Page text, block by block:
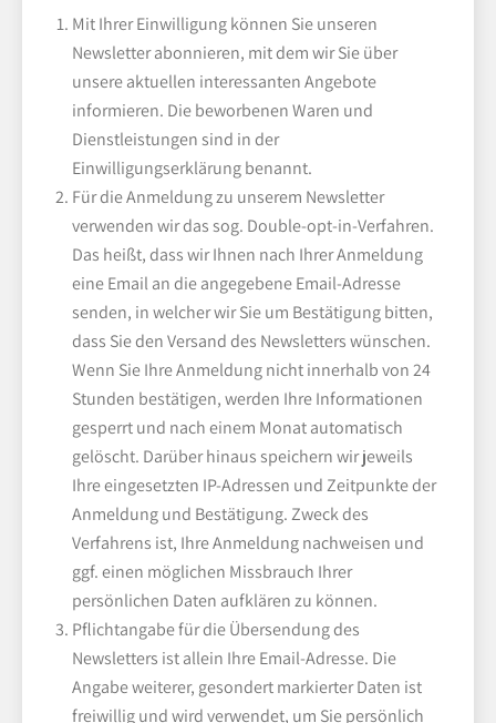
Mit Ihrer Einwilligung können Sie unseren
Newsletter abonnieren, mit dem wir Sie über
unsere aktuellen interessanten Angebote
informieren. Die beworbenen Waren und
Dienstleistungen sind in der
Einwilligungserklärung benannt.
Für die Anmeldung zu unserem Newsletter
verwenden wir das sog. Double-opt-in-Verfahren.
Das heißt, dass wir Ihnen nach Ihrer Anmeldung
eine Email an die angegebene Email-Adresse
senden, in welcher wir Sie um Bestätigung bitten,
dass Sie den Versand des Newsletters wünschen.
Wenn Sie Ihre Anmeldung nicht innerhalb von 24
Stunden bestätigen, werden Ihre Informationen
gesperrt und nach einem Monat automatisch
gelöscht. Darüber hinaus speichern wir jeweils
Ihre eingesetzten IP-Adressen und Zeitpunkte der
Anmeldung und Bestätigung. Zweck des
Verfahrens ist, Ihre Anmeldung nachweisen und
ggf. einen möglichen Missbrauch Ihrer
persönlichen Daten aufklären zu können.
Pflichtangabe für die Übersendung des
Newsletters ist allein Ihre Email-Adresse. Die
Angabe weiterer, gesondert markierter Daten ist
freiwillig und wird verwendet, um Sie persönlich